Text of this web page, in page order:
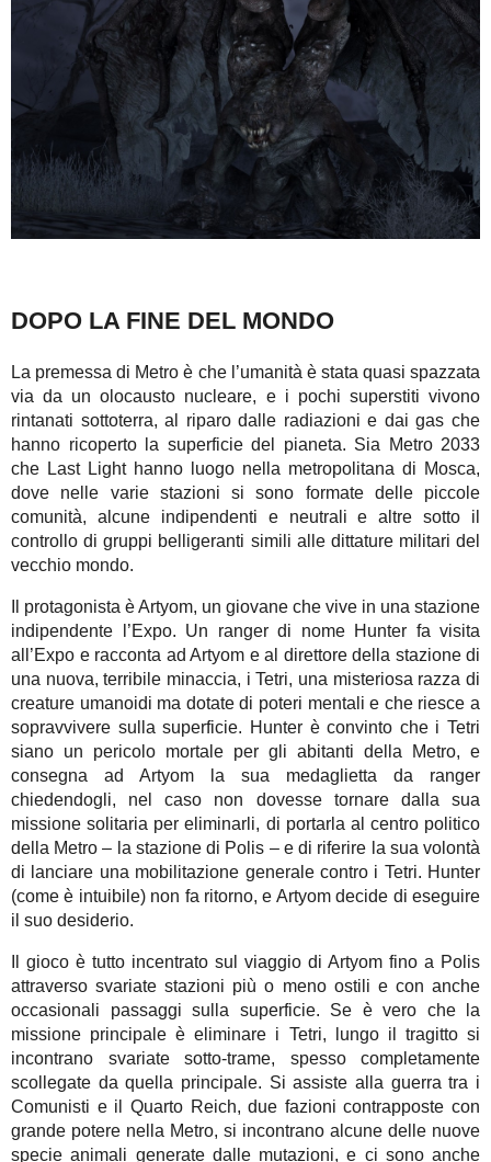
DOPO LA FINE DEL MONDO
La premessa di Metro è che l’umanità è stata quasi spazzata
via da un olocausto nucleare, e i pochi superstiti vivono
rintanati sottoterra, al riparo dalle radiazioni e dai gas che
hanno ricoperto la superficie del pianeta. Sia Metro 2033
che Last Light hanno luogo nella metropolitana di Mosca,
dove nelle varie stazioni si sono formate delle piccole
comunità, alcune indipendenti e neutrali e altre sotto il
controllo di gruppi belligeranti simili alle dittature militari del
vecchio mondo.
Il protagonista è Artyom, un giovane che vive in una stazione
indipendente l’Expo. Un ranger di nome Hunter fa visita
all’Expo e racconta ad Artyom e al direttore della stazione di
una nuova, terribile minaccia, i Tetri, una misteriosa razza di
creature umanoidi ma dotate di poteri mentali e che riesce a
sopravvivere sulla superficie. Hunter è convinto che i Tetri
siano un pericolo mortale per gli abitanti della Metro, e
consegna ad Artyom la sua medaglietta da ranger
chiedendogli, nel caso non dovesse tornare dalla sua
missione solitaria per eliminarli, di portarla al centro politico
della Metro – la stazione di Polis – e di riferire la sua volontà
di lanciare una mobilitazione generale contro i Tetri. Hunter
(come è intuibile) non fa ritorno, e Artyom decide di eseguire
il suo desiderio.
Il gioco è tutto incentrato sul viaggio di Artyom fino a Polis
attraverso svariate stazioni più o meno ostili e con anche
occasionali passaggi sulla superficie. Se è vero che la
missione principale è eliminare i Tetri, lungo il tragitto si
incontrano svariate sotto-trame, spesso completamente
scollegate da quella principale. Si assiste alla guerra tra i
Comunisti e il Quarto Reich, due fazioni contrapposte con
grande potere nella Metro, si incontrano alcune delle nuove
specie animali generate dalle mutazioni, e ci sono anche